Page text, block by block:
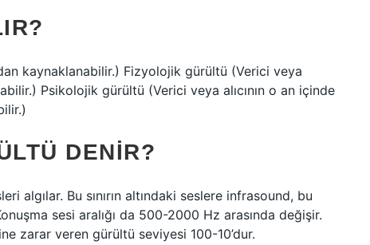
kaynaklanabilir.) Fizyolojik gürültü (Verici veya
Psikolojik gürültü (Verici veya alıcının o an içinde
DENIR?
algılar. Bu sınırın altındaki seslere infrasound, bu
sesi aralığı da 500-2000 Hz arasında değişir.
zarar veren gürültü seviyesi 100-10’dur.